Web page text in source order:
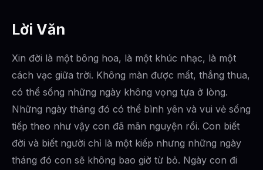
Lời Văn
Xin đời là một bông hoa, là một khúc nhạc, là một
cách vạc giữa trời. Không màn được mất, thắng thua,
có thể sống những ngày không vọng tựa ở lòng.
Những ngày tháng đó có thể bình yên và vui vẻ sống
tiếp theo như vậy con đã mãn nguyện rồi. Con biết
đời và biết người chỉ là một kiếp nhưng những ngày
tháng đó con sẽ không bao giờ từ bỏ. Ngày con đi